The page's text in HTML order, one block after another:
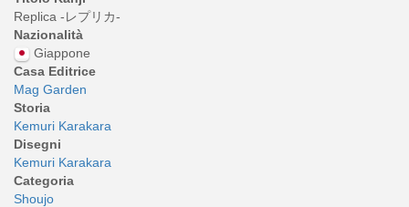
Replica -レプリカ-
Nazionalità
Giappone
Casa Editrice
Mag Garden
Storia
Kemuri Karakara
Disegni
Kemuri Karakara
Categoria
Shoujo